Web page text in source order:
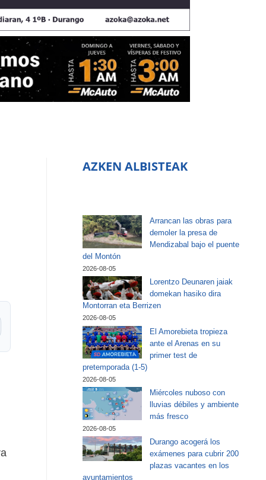
AZKEN ALBISTEAK
Arrancan las obras para
demoler la presa de
Mendizabal bajo el puente
del Montón
2026-08-05
Lorentzo Deunaren jaiak
domekan hasiko dira
Montorran eta Berrizen
2026-08-05
El Amorebieta tropieza
ante el Arenas en su
primer test de
pretemporada (1-5)
2026-08-05
Miércoles nuboso con
lluvias débiles y ambiente
más fresco
2026-08-05
Durango acogerá los
exámenes para cubrir 200
plazas vacantes en los
ayuntamientos